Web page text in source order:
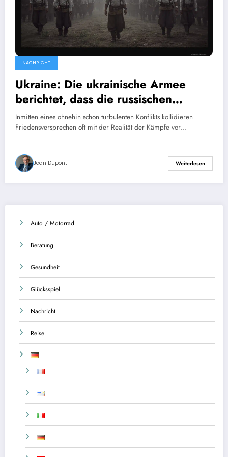
NACHRICHT
Ukraine: Die ukrainische Armee
berichtet, dass die russischen
Offensiven trotz der von Wladimir
Putin verkündeten Waffenruhe
andauern.
Inmitten eines ohnehin schon turbulenten Konflikts kollidieren
Friedensversprechen oft mit der Realität der Kämpfe vor…
Jean Dupont Weiterlesen
Auto / Motorrad
Beratung
Gesundheit
Glücksspiel
Nachricht
Reise